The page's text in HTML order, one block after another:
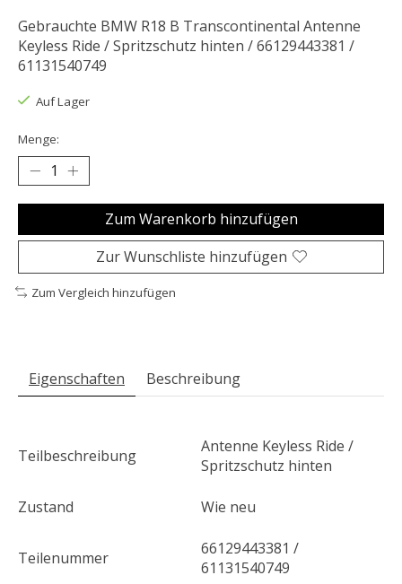
Gebrauchte BMW R18 B Transcontinental Antenne
Keyless Ride / Spritzschutz hinten / 66129443381 /
61131540749
Auf Lager
Menge:
Zum Warenkorb hinzufügen
Zur Wunschliste hinzufügen
Zum Vergleich hinzufügen
Eigenschaften Beschreibung
Teilbeschreibung
Antenne Keyless Ride /
Spritzschutz hinten
Zustand Wie neu
Teilenummer
66129443381 /
61131540749